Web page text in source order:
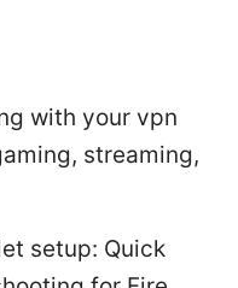
with your vpn
streaming,
setup: Quick